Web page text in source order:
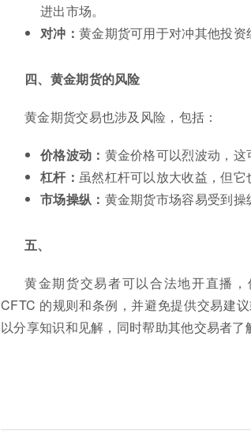
进出市场。
对冲： 黄金期货可用于对冲其他投资
四、黄金期货的风险
黄金期货交易也涉及风险，包括：
价格波动： 黄金价格可以烈波动，这
杠杆： 虽然杠杆可以放大收益，但它
市场操纵： 黄金期货市场容易受到操
五、
黄金期货交易者可以合法地开直播
CFTC 的规则和条例，并避免提供交易建
以分享知识和见解，同时帮助其他交易者了